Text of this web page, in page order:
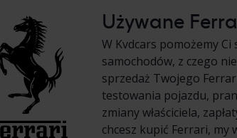
Używane
W Kvdcars pomożemy
samochodów, z czego
sprzedaż Twojego
testowania pojazdu,
zmiany właściciela,
chcesz kupić Ferrari, my